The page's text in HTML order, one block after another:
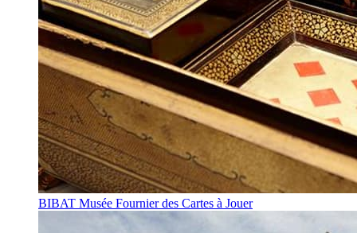
BIBAT Musée Fournier des Cartes à Jouer